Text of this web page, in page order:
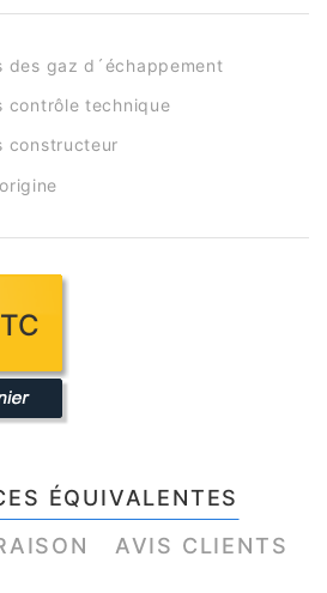
des gaz d´échappement
contrôle technique
constructeur
ÉQUIVALENTES
AVIS CLIENTS